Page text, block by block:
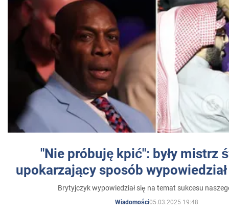
"Nie próbuję kpić": były mistrz
upokarzający sposób
Brytyjczyk wypowiedział się na temat sukcesu
Wiadomości05.03.2025 19:48